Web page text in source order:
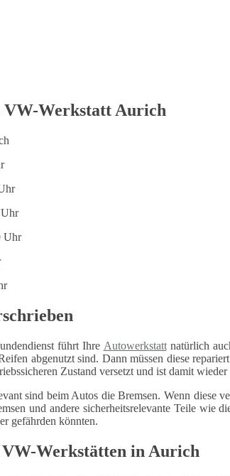
VW-Werkstatt Aurich
Uhr
führt Ihre Autowerkstattnatürlich
abgenutzt sind. Dann müssen diese
Zustand versetzt und ist damit
sind beim Autos die Bremsen. Wenn diese
und andere sicherheitsrelevante Teile wie
gefährden könnten.
Werkstätten in Aurich